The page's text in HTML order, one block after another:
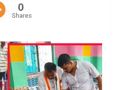
0
Shares